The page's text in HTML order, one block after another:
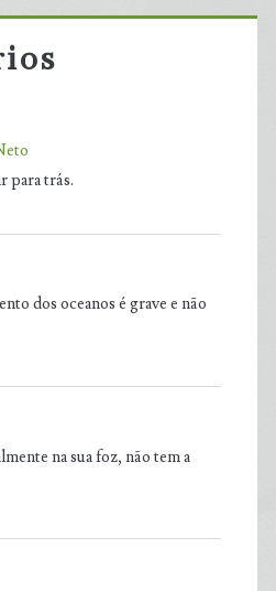
para trás.
dos oceanos é grave e não
na sua foz, não tem a